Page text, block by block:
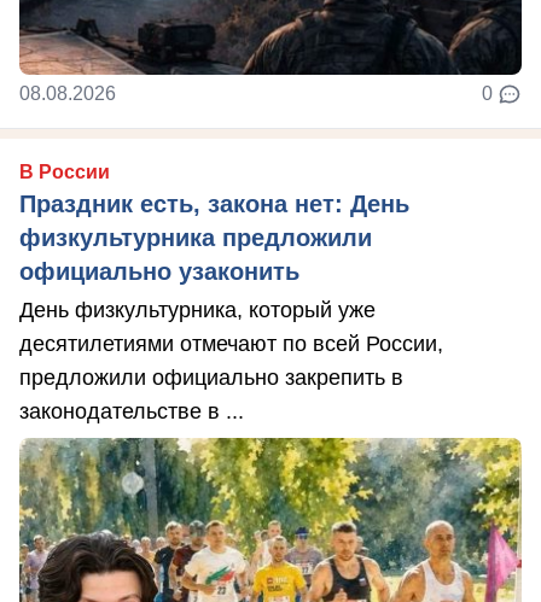
08.08.2026 0
В России
Праздник есть, закона нет: День
физкультурника предложили
официально узаконить
День физкультурника, который уже
десятилетиями отмечают по всей России,
предложили официально закрепить в
законодательстве в ...